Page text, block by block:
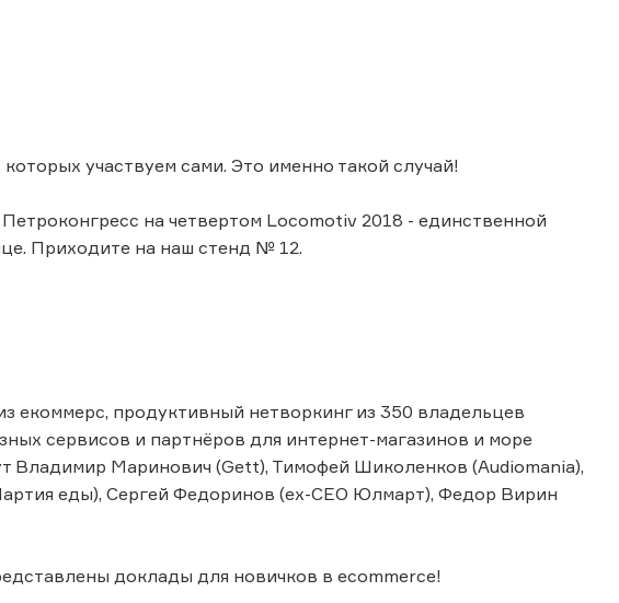
участвуем сами. Это именно такой случай!
на четвертом Locomotiv 2018 - единственной
Приходите на наш стенд № 12.
екоммерс, продуктивный нетворкинг из 350 владельцев
сервисов и партнёров для интернет-магазинов и море
Владимир Маринович (Gett), Тимофей Шиколенков (Audiomania),
еды), Сергей Федоринов (ex-CEO Юлмарт), Федор Вирин
доклады для новичков в ecommerce!